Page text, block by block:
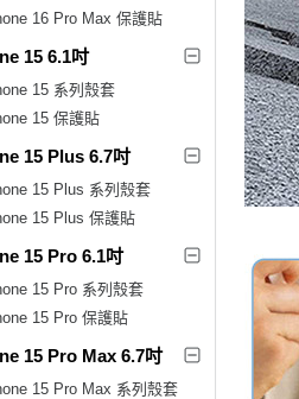
16 Pro Max 保護貼
15 6.1吋
15 系列殼套
15 保護貼
15 Plus 6.7吋
15 Plus 系列殼套
15 Plus 保護貼
15 Pro 6.1吋
15 Pro 系列殼套
15 Pro 保護貼
15 Pro Max 6.7吋
15 Pro Max 系列殼套